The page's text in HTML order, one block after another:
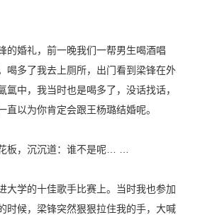
的婚礼，前一晚我们一帮男生喝酒唱
喝多了我去上厕所，出门看到梁锋在外
氲中，我当时也是喝多了，没话找话，
直以为你肯定会跟王杨璐结婚呢。
板，沉沉道：谁不是呢… …
大学的十佳歌手比赛上。当时我也参加
时候，梁锋突然狠狠拉住我的手，大喊